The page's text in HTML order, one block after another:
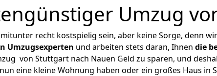
Umzug
recht kostspielig sein, aber keine Sorge, denn
Umzugsexperten und arbeiten stets daran, Ihnen die
von Stuttgart nach Nauen Geld zu sparen, und
eine kleine Wohnung haben oder ein großes Haus